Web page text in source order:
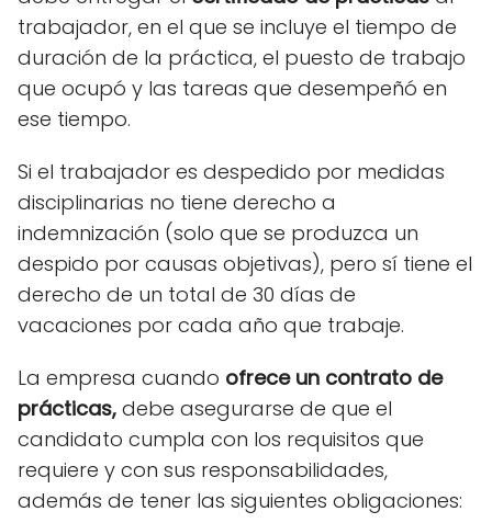
trabajador, en el que se incluye el tiempo de
duración de la práctica, el puesto de trabajo
que ocupó y las tareas que desempeñó en
ese tiempo.
Si el trabajador es despedido por medidas
disciplinarias no tiene derecho a
indemnización (solo que se produzca un
despido por causas objetivas), pero sí tiene el
derecho de un total de 30 días de
vacaciones por cada año que trabaje.
La empresa cuando ofrece un contrato de
prácticas, debe asegurarse de que el
candidato cumpla con los requisitos que
requiere y con sus responsabilidades,
además de tener las siguientes obligaciones: